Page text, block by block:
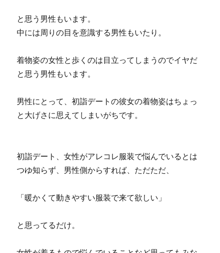
と思う男性もいます。
中には周りの目を意識する男性もいたり。
着物姿の女性と歩くのは目立ってしまうのでイヤだ
と思う男性もいます。
男性にとって、初詣デートの彼女の着物姿はちょっ
と大げさに思えてしまいがちです。
初詣デート、女性がアレコレ服装で悩んでいるとは
つゆ知らず、男性側からすれば、ただただ、
「暖かくて動きやすい服装で来て欲しい」
と思ってるだけ。